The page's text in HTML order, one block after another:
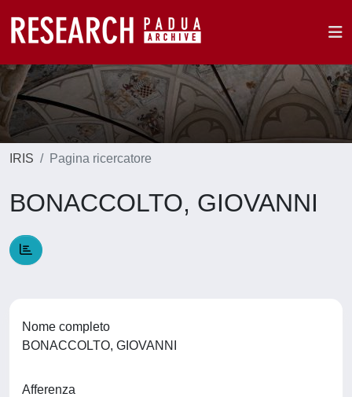
IRIS Pagina ricercatore
BONACCOLTO, GIOVANNI
Nome completo
BONACCOLTO, GIOVANNI
Afferenza